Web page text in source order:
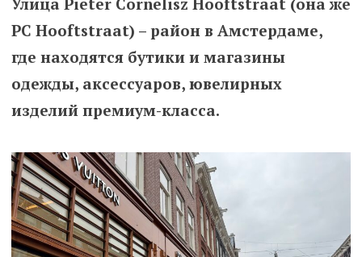
PC Hooftstraat) – район в Амстердаме,
где находятся бутики и магазины
одежды, аксессуаров, ювелирных
изделий премиум-класса.